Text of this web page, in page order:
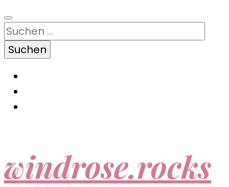
Suchen
nach:
windrose.rocks